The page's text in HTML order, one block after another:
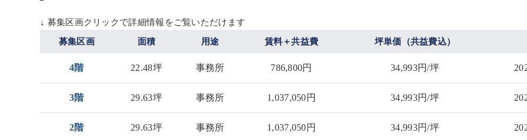
↓ 募集区画クリックで詳細情報をご覧いただけます
募集区画 面積 用途 賃料＋共益費 坪単価（共益費込）
4階 22.48坪 事務所 786,800円 34,993円/坪
3階 29.63坪 事務所 1,037,050円 34,993円/坪
2階 29.63坪 事務所 1,037,050円 34,993円/坪